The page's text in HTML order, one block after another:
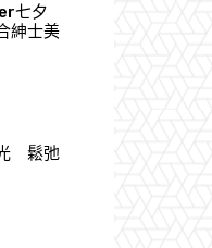
七夕
紳士美
鬆弛